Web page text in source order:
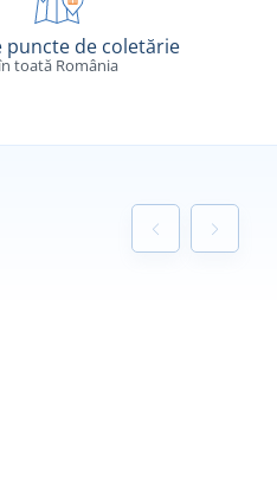
puncte de coletărie
toată România